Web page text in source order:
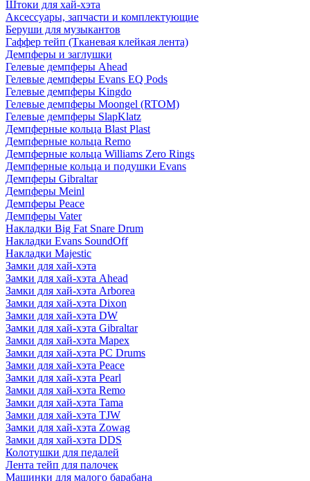
Штоки для хай-хэта
Аксессуары, запчасти и комплектующие
Беруши для музыкантов
Гаффер тейп (Тканевая клейкая лента)
Демпферы и заглушки
Гелевые демпферы Ahead
Гелевые демпферы Evans EQ Pods
Гелевые демпферы Kingdo
Гелевые демпферы Moongel (RTOM)
Гелевые демпферы SlapKlatz
Демпферные кольца Blast Plast
Демпферные кольца Remo
Демпферные кольца Williams Zero Rings
Демпферные кольца и подушки Evans
Демпферы Gibraltar
Демпферы Meinl
Демпферы Peace
Демпферы Vater
Накладки Big Fat Snare Drum
Накладки Evans SoundOff
Накладки Majestic
Замки для хай-хэта
Замки для хай-хэта Ahead
Замки для хай-хэта Arborea
Замки для хай-хэта Dixon
Замки для хай-хэта DW
Замки для хай-хэта Gibraltar
Замки для хай-хэта Mapex
Замки для хай-хэта PC Drums
Замки для хай-хэта Peace
Замки для хай-хэта Pearl
Замки для хай-хэта Remo
Замки для хай-хэта Tama
Замки для хай-хэта TJW
Замки для хай-хэта Zowag
Замки для хай-хэта DDS
Колотушки для педалей
Лента тейп для палочек
Машинки для малого барабана